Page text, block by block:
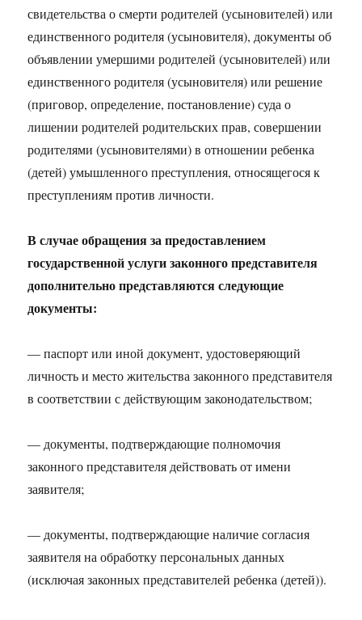
свидетельства о смерти родителей (усыновителей) или
единственного родителя (усыновителя), документы об
объявлении умершими родителей (усыновителей) или
единственного родителя (усыновителя) или решение
(приговор, определение, постановление) суда о
лишении родителей родительских прав, совершении
родителями (усыновителями) в отношении ребенка
(детей) умышленного преступления, относящегося к
преступлениям против личности.
В случае обращения за предоставлением
государственной услуги законного представителя
дополнительно представляются следующие
документы:
— паспорт или иной документ, удостоверяющий
личность и место жительства законного представителя
в соответствии с действующим законодательством;
— документы, подтверждающие полномочия
законного представителя действовать от имени
заявителя;
— документы, подтверждающие наличие согласия
заявителя на обработку персональных данных
(исключая законных представителей ребенка (детей)).